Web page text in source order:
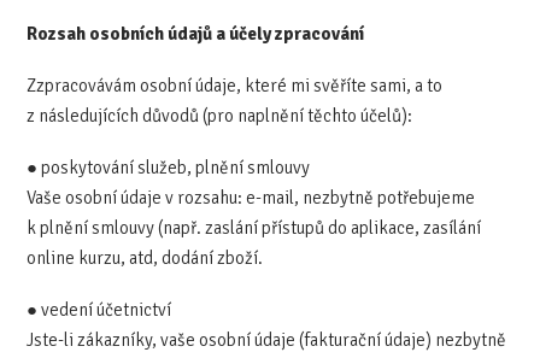
Rozsah osobních údajů a účely zpracování
Zzpracovávám osobní údaje, které mi svěříte sami, a to
z následujících důvodů (pro naplnění těchto účelů):
● poskytování služeb, plnění smlouvy
Vaše osobní údaje v rozsahu: e-mail, nezbytně potřebujeme
k plnění smlouvy (např. zaslání přístupů do aplikace, zasílání
online kurzu, atd, dodání zboží.
● vedení účetnictví
Jste-li zákazníky, vaše osobní údaje (fakturační údaje) nezbytně